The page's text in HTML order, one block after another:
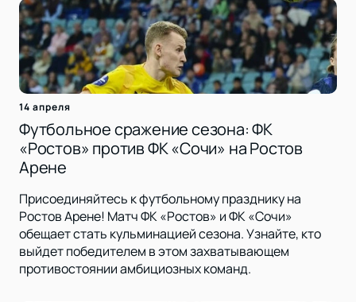
14 апреля
Футбольное сражение сезона: ФК
«Ростов» против ФК «Сочи» на Ростов
Арене
Присоединяйтесь к футбольному празднику на
Ростов Арене! Матч ФК «Ростов» и ФК «Сочи»
обещает стать кульминацией сезона. Узнайте, кто
выйдет победителем в этом захватывающем
противостоянии амбициозных команд.